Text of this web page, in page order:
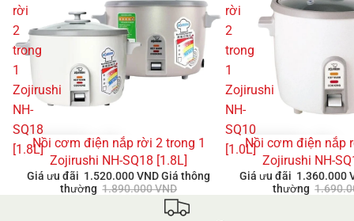
rời
2
trong
1
Zojirushi
NH-
SQ18
[1.8L]
GIẢM GIÁ
Nồi cơm điện nắp rời 2 trong 1
Zojirushi NH-SQ18 [1.8L]
Giá ưu đãi 1.520.000 VND Giá thông
thường 1.890.000 VND
rời
2
trong
1
Zojirushi
NH-
SQ10
[1.0L]
GIẢM GIÁ
Nồi cơm điện nắp
Zojirushi NH-
Giá ưu đãi 1.360.000
thường